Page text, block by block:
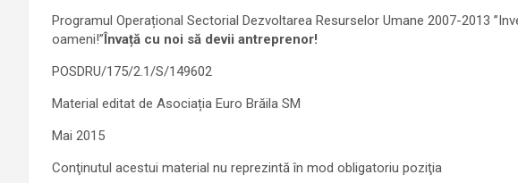
Programul Operațional Sectorial Dezvoltarea Resurselor Umane 2007-2013
oameni!”Învață cu noi să devii antreprenor!
POSDRU/175/2.1/S/149602
Material editat de Asociația Euro Brăila SM
Mai 2015
Conţinutul acestui material nu reprezintă în mod obligatoriu poziţia